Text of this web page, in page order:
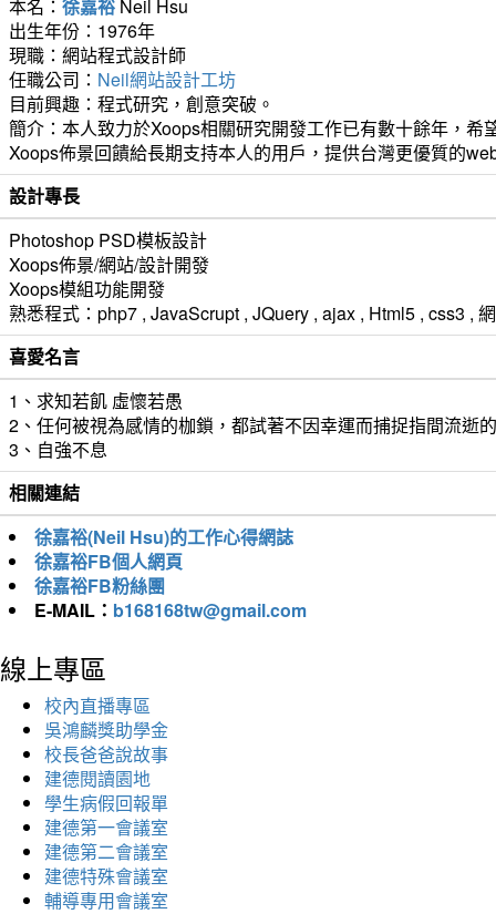
本名： 徐嘉裕 Neil Hsu
出生年份：1976年
現職：網站程式設計師
任職公司： Neil網站設計工坊
目前興趣：程式研究，創意突破。
簡介：本人致力於Xoops相關研究開發工作已有數十餘年，
Xoops佈景回饋給長期支持本人的用戶，提供台灣更優質的
設計專長
Photoshop PSD模板設計
Xoops佈景/網站/設計開發
Xoops模組功能開發
熟悉程式：php7 , JavaScrupt , JQuery , ajax , Html5 , css3 ,
喜愛名言
1、求知若飢 虛懷若愚
2、任何被視為感情的枷鎖，都試著不因幸運而捕捉指間流逝
3、自強不息
相關連結
徐嘉裕(Neil Hsu)的工作心得網誌
徐嘉裕FB個人網頁
徐嘉裕FB粉絲團
E-MAIL： b168168tw@gmail.com
線上專區
校內直播專區
吳鴻麟獎助學金
校長爸爸說故事
建德閱讀園地
學生病假回報單
建德第一會議室
建德第二會議室
建德特殊會議室
輔導專用會議室